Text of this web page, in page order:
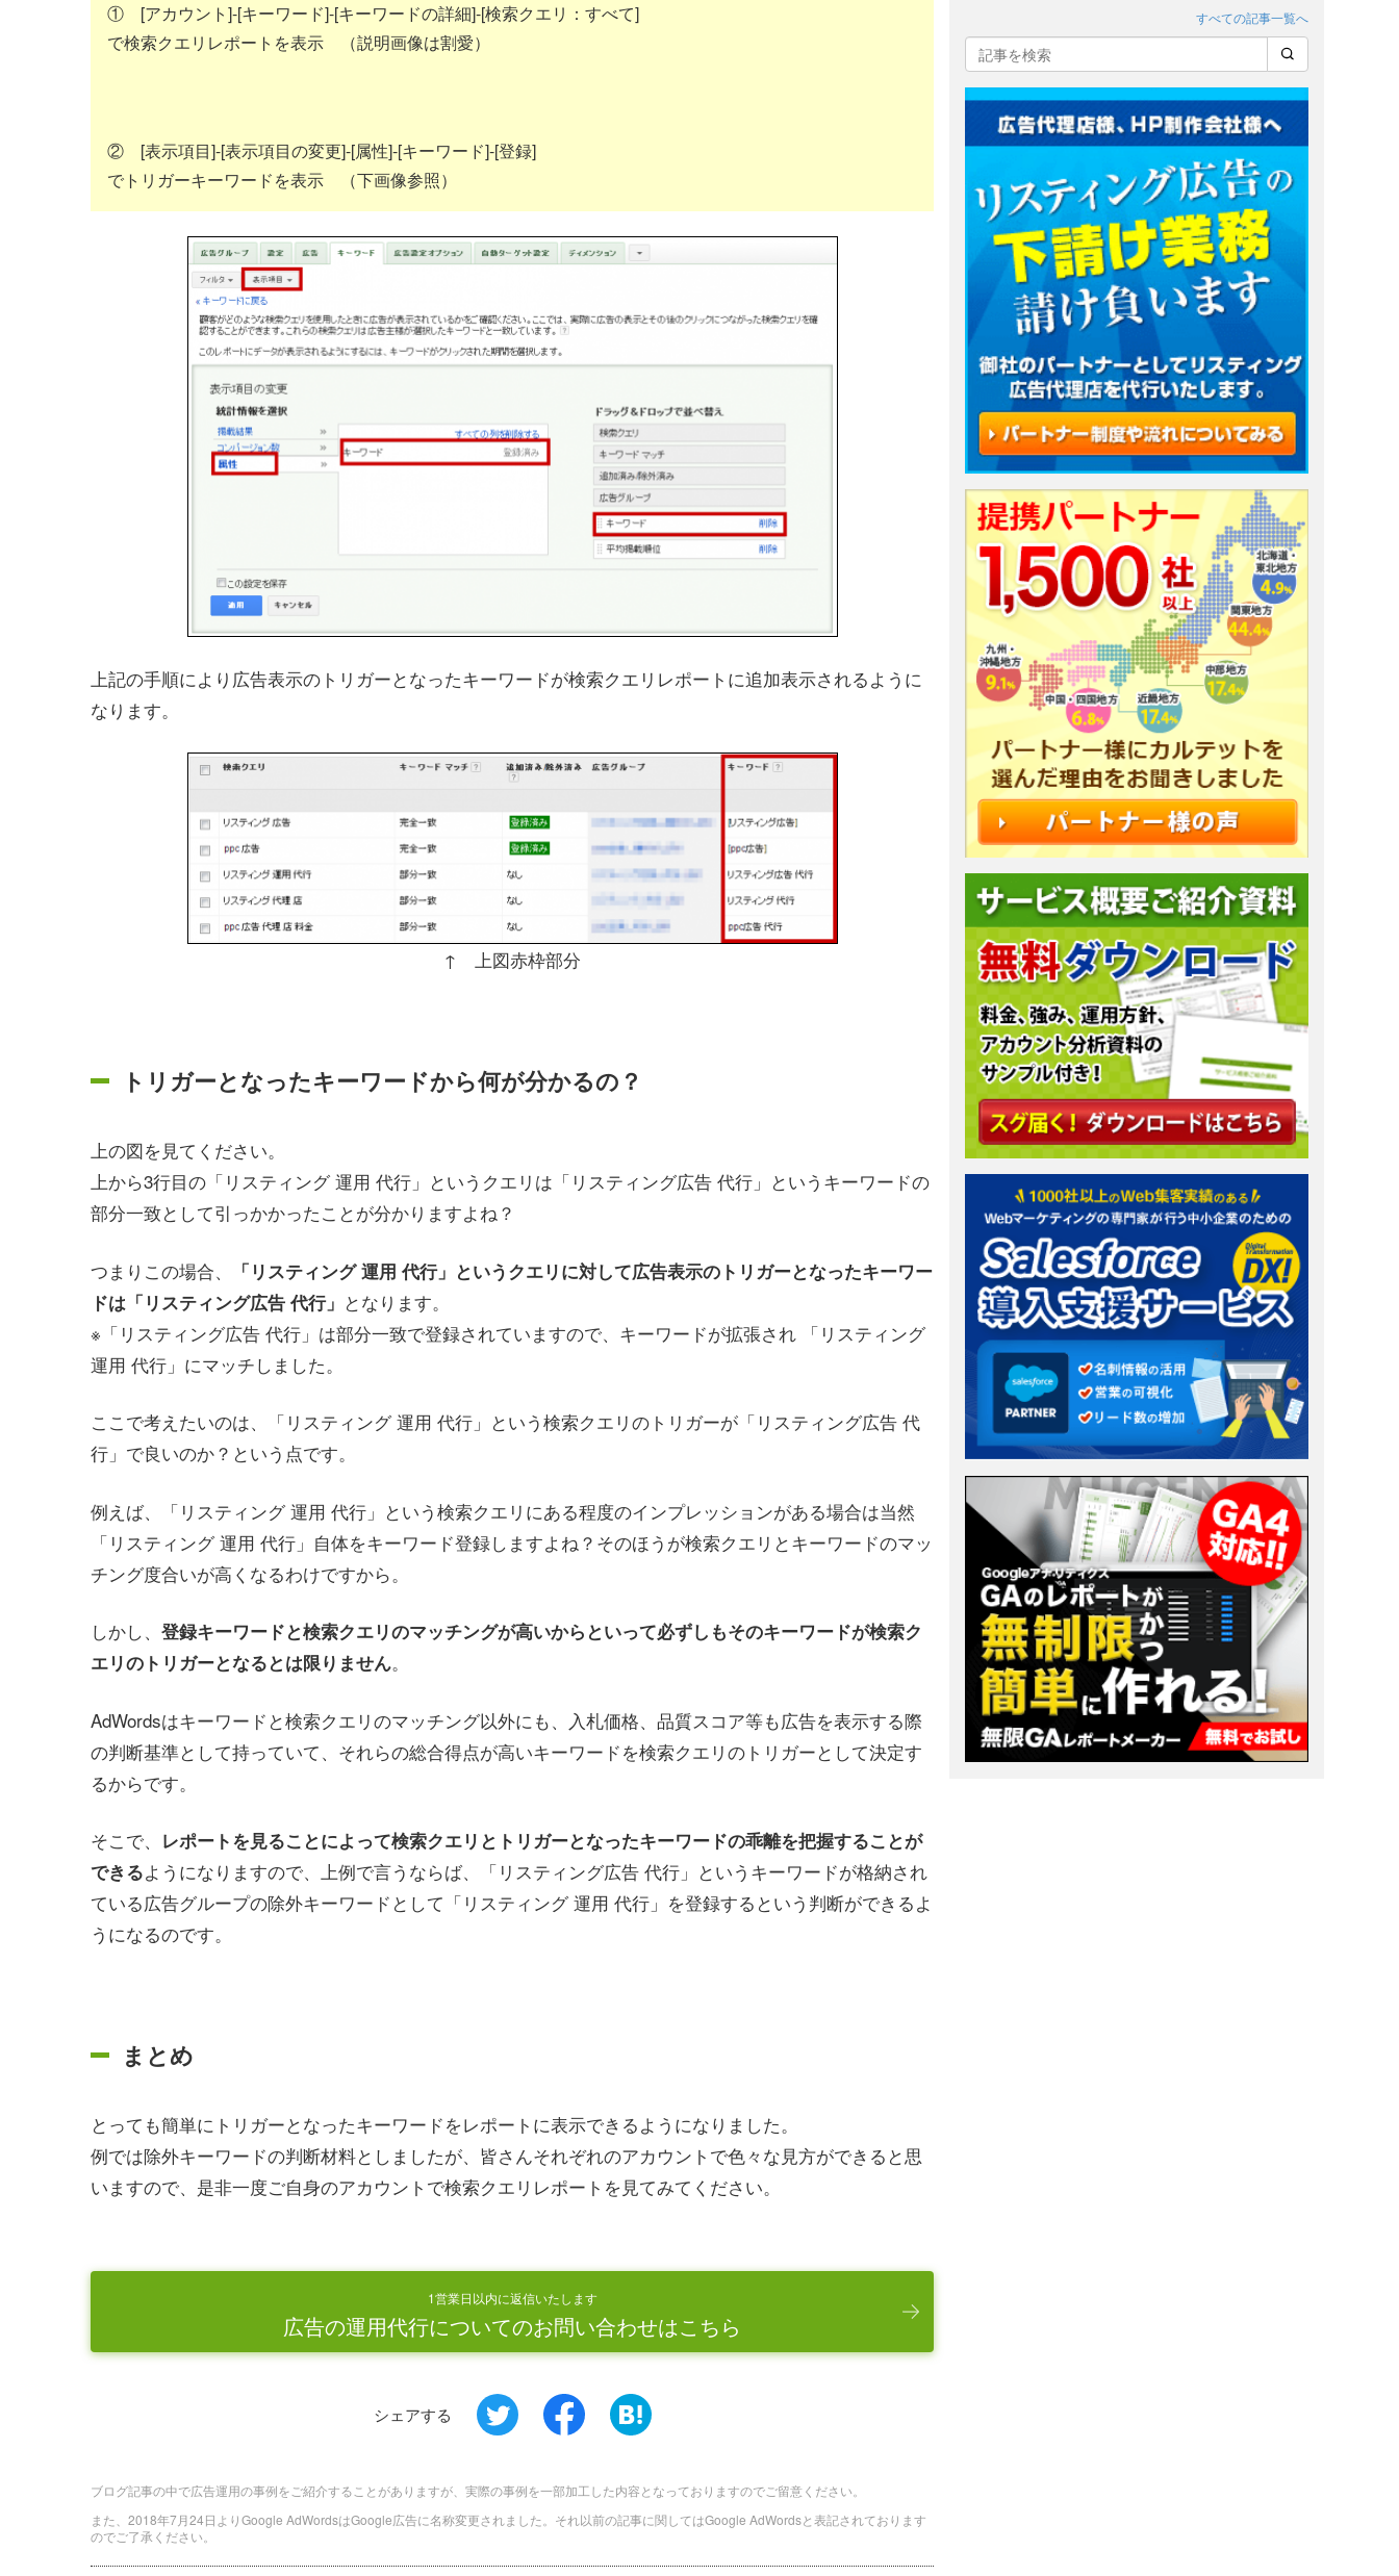
① [アカウント]-[キーワード]-[キーワードの詳細]-[検索クエリ：すべて]
で検索クエリレポートを表示 （説明画像は割愛）
② [表示項目]-[表示項目の変更]-[属性]-[キーワード]-[登録]
でトリガーキーワードを表示 （下画像参照）
上記の手順により広告表示のトリガーとなったキーワードが検索クエリレポートに追加表示されるように
なります。
↑ 上図赤枠部分
トリガーとなったキーワードから何が分かるの？
上の図を見てください。
上から3行目の「リスティング 運用 代行」というクエリは「リスティング広告 代行」というキーワードの
部分一致として引っかかったことが分かりますよね？
つまりこの場合、
「リスティング 運用 代行」というクエリに対して広告表示のトリガーとなったキーワー
ドは「リスティング広告 代行」 となります。
※「リスティング広告 代行」は部分一致で登録されていますので、キーワードが拡張され 「リスティング
運用 代行」にマッチしました。
ここで考えたいのは、「リスティング 運用 代行」という検索クエリのトリガーが「リスティング広告 代
行」で良いのか？という点です。
例えば、「リスティング 運用 代行」という検索クエリにある程度のインプレッションがある場合は当然
「リスティング 運用 代行」自体をキーワード登録しますよね？そのほうが検索クエリとキーワードのマッ
チング度合いが高くなるわけですから。
しかし、 登録キーワードと検索クエリのマッチングが高いからといって必ずしもそのキーワードが検索ク
エリのトリガーとなるとは限りません。
AdWordsはキーワードと検索クエリのマッチング以外にも、入札価格、品質スコア等も広告を表示する際
の判断基準として持っていて、それらの総合得点が高いキーワードを検索クエリのトリガーとして決定す
るからです。
そこで、
レポートを見ることによって検索クエリとトリガーとなったキーワードの乖離を把握することが
できるようになりますので、上例で言うならば、「リスティング広告 代行」というキーワードが格納され
ている広告グループの除外キーワードとして「リスティング 運用 代行」を登録するという判断ができるよ
うになるのです。
まとめ
とっても簡単にトリガーとなったキーワードをレポートに表示できるようになりました。
例では除外キーワードの判断材料としましたが、皆さんそれぞれのアカウントで色々な見方ができると思
いますので、是非一度ご自身のアカウントで検索クエリレポートを見てみてください。
1営業日以内に返信いたします
広告の運用代行についてのお問い合わせはこちら
シェアする
ブログ記事の中で広告運用の事例をご紹介することがありますが、実際の事例を一部加工した内容となっておりますのでご留意ください。
また、2018年7月24日よりGoogle AdWordsはGoogle広告に名称変更されました。それ以前の記事に関してはGoogle AdWordsと表記されております
のでご了承ください。
すべての記事一覧へ